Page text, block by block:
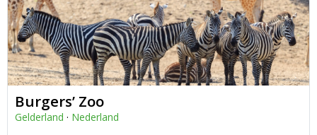
Burgers’ Zoo
Gelderland · Nederland